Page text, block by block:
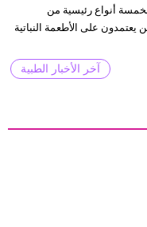
أنواع رئيسية من
على الأطعمة النباتية
آخر الأخبار الطبية